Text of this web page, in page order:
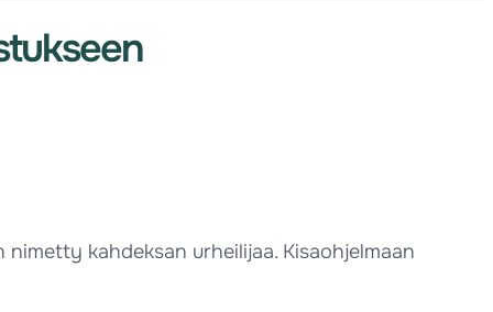
nimetty kahdeksan urheilijaa. Kisaohjelmaan